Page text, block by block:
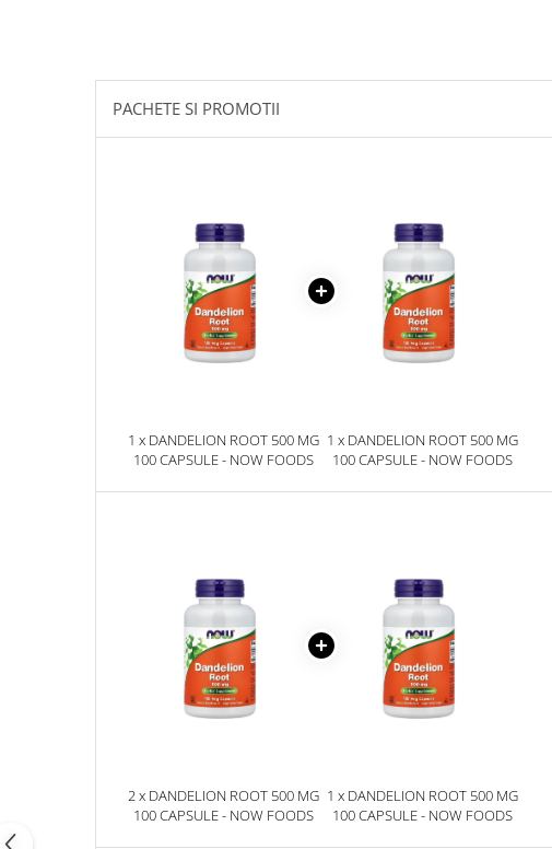
Quicksilver Scientific
Sanct Bernhard
PACHETE SI PROMOTII
1 x DANDELION ROOT 500 MG
100 CAPSULE - NOW FOODS
1 x DANDELION ROOT 500 MG
100 CAPSULE - NOW FOODS
2 x DANDELION ROOT 500 MG
100 CAPSULE - NOW FOODS
1 x DANDELION ROOT 500 MG
100 CAPSULE - NOW FOODS